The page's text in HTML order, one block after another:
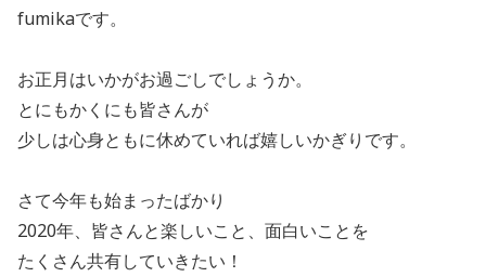
fumikaです。
お正月はいかがお過ごしでしょうか。
とにもかくにも皆さんが
少しは心身ともに休めていれば嬉しいかぎりです。
さて今年も始まったばかり
2020年、皆さんと楽しいこと、面白いことを
たくさん共有していきたい！